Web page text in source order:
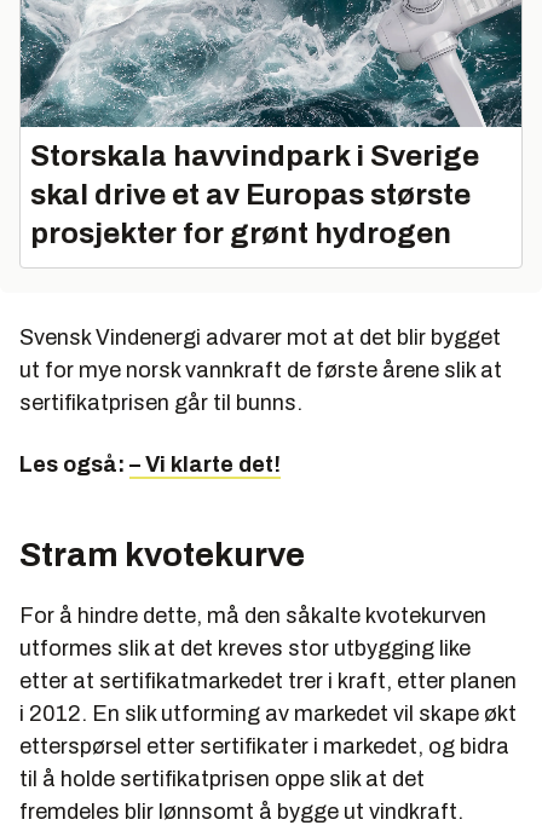
Storskala havvindpark i Sverige
skal drive et av Europas største
prosjekter for grønt hydrogen
Svensk Vindenergi advarer mot at det blir bygget
ut for mye norsk vannkraft de første årene slik at
sertifikatprisen går til bunns.
Les også: – Vi klarte det!
Stram kvotekurve
For å hindre dette, må den såkalte kvotekurven
utformes slik at det kreves stor utbygging like
etter at sertifikatmarkedet trer i kraft, etter planen
i 2012. En slik utforming av markedet vil skape økt
etterspørsel etter sertifikater i markedet, og bidra
til å holde sertifikatprisen oppe slik at det
fremdeles blir lønnsomt å bygge ut vindkraft.